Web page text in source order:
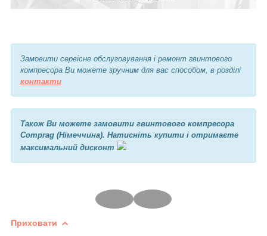
Замовити сервісне обслуговування і ремонт гвинтового
компресора Ви можете зручним для вас способом, в розділі
контакти
Також Ви можете замовити гвинтового компресора
Comprag (Німеччина). Натисніть купити і отримаєте
максимальний дисконт
Приховати